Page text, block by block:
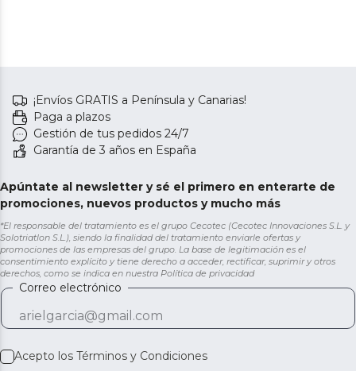
¡Envíos GRATIS a Península y Canarias!
Paga a plazos
Gestión de tus pedidos 24/7
Garantía de 3 años en España
Apúntate al newsletter y sé el primero en enterarte de
promociones, nuevos productos y mucho más
*El responsable del tratamiento es el grupo Cecotec (Cecotec Innovaciones S.L. y
Solotriatlon S.L.), siendo la finalidad del tratamiento enviarle ofertas y
promociones de las empresas del grupo. La base de legitimación es el
consentimiento explícito y tiene derecho a acceder, rectificar, suprimir y otros
derechos, como se indica en nuestra Política de privacidad
Correo electrónico
Acepto los Términos y Condiciones